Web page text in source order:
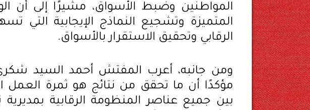
المواطنين وضبط الأسواق، مشيرًا إلى أن
المتميزة وتشجيع النماذج الإيجابية التي
الرقابي وتحقيق الاستقرار بالأسواق.
ومن جانبه، أعرب المفتش أحمد السيد شكري
مؤكدًا أن ما تحقق من نتائج هو ثمرة العمل
بين جميع عناصر المنظومة الرقابية بمديرية